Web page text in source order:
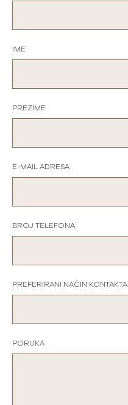
IME
PREZIME
E-MAIL ADRESA
BROJ TELEFONA
PREFERIRANI NAČIN KONTAKTA
PORUKA